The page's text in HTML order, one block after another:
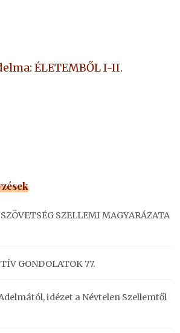
ÉLETEMBŐL I-II.
SZELLEMI MAGYARÁZATA
GONDOLATOK 77.
idézet a Névtelen Szellemtől